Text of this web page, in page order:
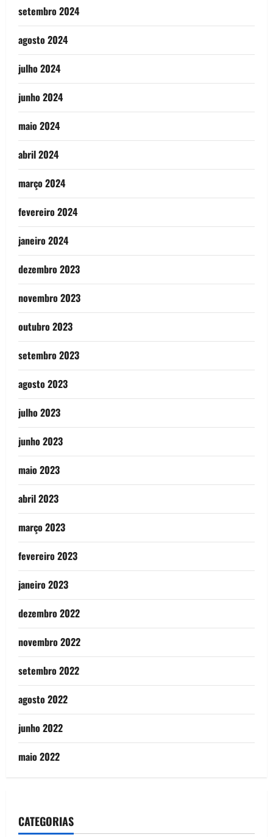
setembro 2024
agosto 2024
julho 2024
junho 2024
maio 2024
abril 2024
março 2024
fevereiro 2024
janeiro 2024
dezembro 2023
novembro 2023
outubro 2023
setembro 2023
agosto 2023
julho 2023
junho 2023
maio 2023
abril 2023
março 2023
fevereiro 2023
janeiro 2023
dezembro 2022
novembro 2022
setembro 2022
agosto 2022
junho 2022
maio 2022
CATEGORIAS